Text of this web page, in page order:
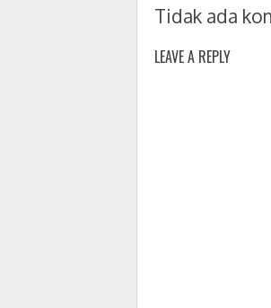
Tidak ada
LEAVE A REPLY